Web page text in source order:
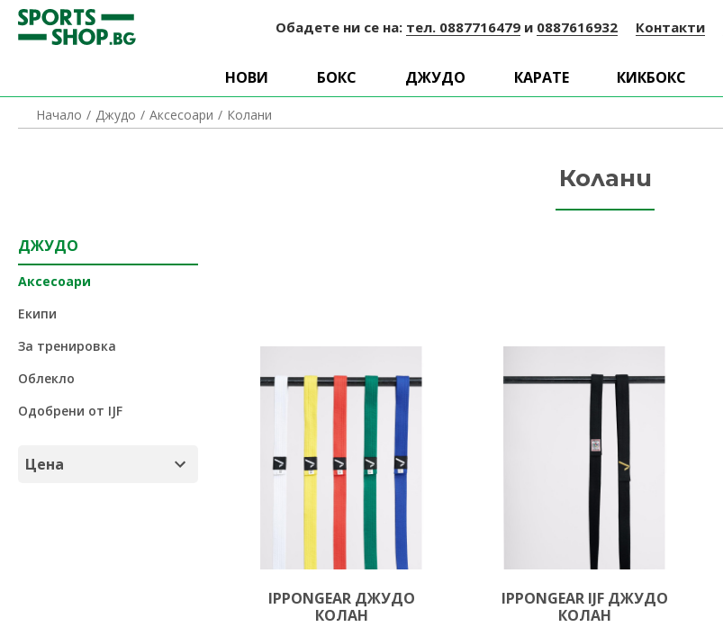
Обадете ни се на: тел. 0887716479и 0887616932 Контакти
НОВИ БОКС ДЖУДО КАРАТЕ КИКБОКС
Начало Джудо Аксесоари Колани
Колани
ДЖУДО
Аксесоари
Екипи
За тренировка
Облекло
Одобрени от IJF
Цена
IPPONGEAR ДЖУДО
КОЛАН
IPPONGEAR IJF ДЖУДО
КОЛАН